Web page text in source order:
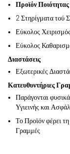
Προϊόν
2 Στηρίγματα τού
Εύκολος Χειρισμός
Εύκολος
Διαστάσεις
Εξωτερικές
Κατευθυντήριες
Παράγονται
Υγιεινής και
Το Προϊόν φέρει
Γραμμές